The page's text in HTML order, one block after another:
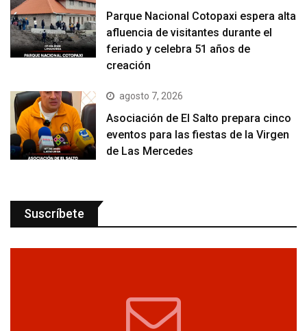
Parque Nacional Cotopaxi espera alta
afluencia de visitantes durante el
feriado y celebra 51 años de
creación
agosto 7, 2026
Asociación de El Salto prepara cinco
eventos para las fiestas de la Virgen
de Las Mercedes
Suscríbete